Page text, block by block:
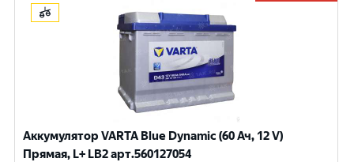
Аккумулятор VARTA Blue Dynamic (60 Ач, 12 V)
Прямая, L+ LB2 арт.560127054